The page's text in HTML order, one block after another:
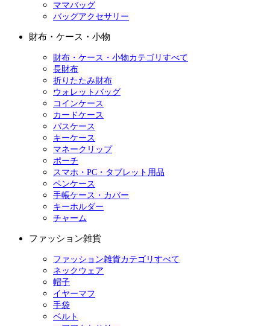
ママバッグ
バッグアクセサリー
財布・ケース・小物
財布・ケース・小物カテゴリすべて
長財布
折りたたみ財布
ウォレットバッグ
コインケース
カードケース
パスケース
キーケース
マネークリップ
ポーチ
スマホ・PC・タブレット用品
ペンケース
手帳ケース・カバー
キーホルダー
チャーム
ファッション雑貨
ファッション雑貨カテゴリすべて
ネックウェア
帽子
イヤーマフ
手袋
ベルト